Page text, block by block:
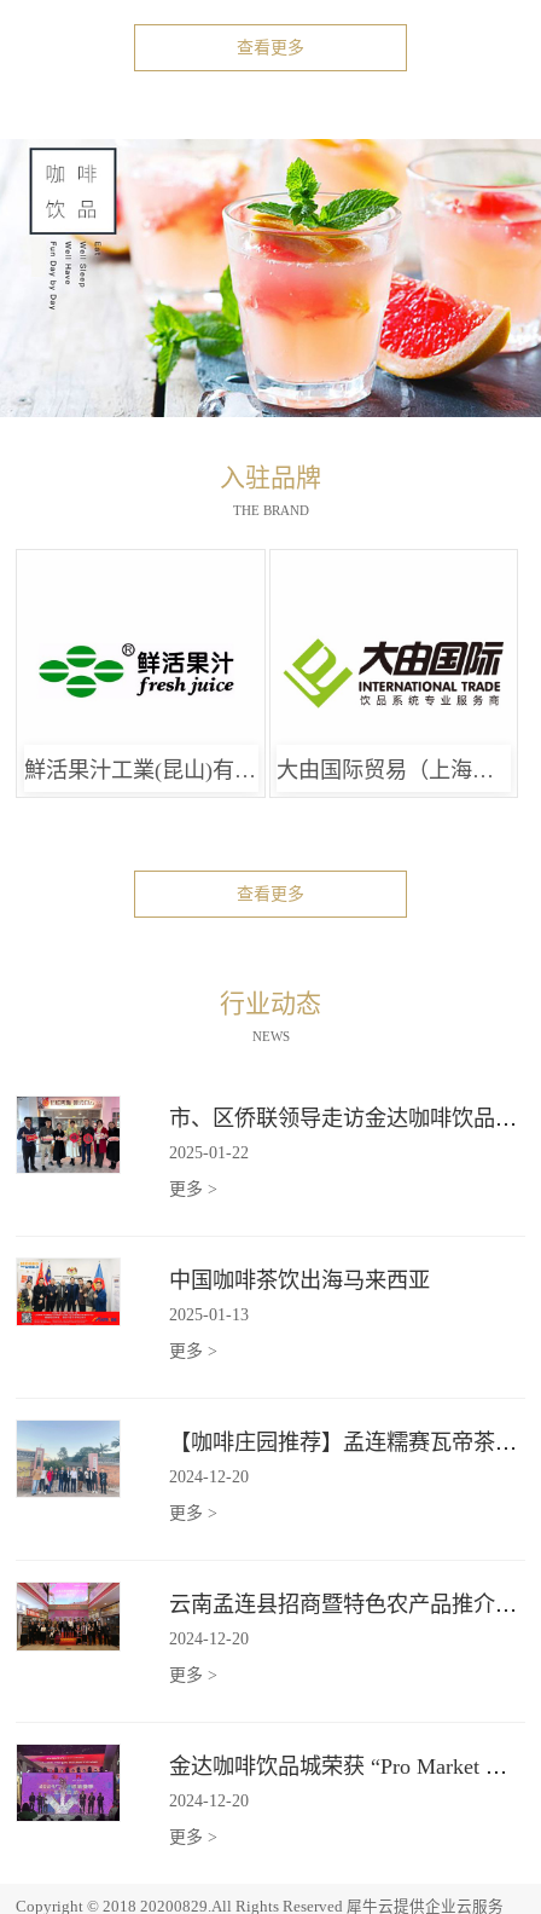
查看更多
入驻品牌
THE BRAND
鮮活果汁工業(昆山)有限公司 大由国际贸易（上海）有限公司
查看更多
行业动态
NEWS
市、区侨联领导走访金达咖啡饮品城"新侨之家"
2025-01-22
更多 >
中国咖啡茶饮出海马来西亚
2025-01-13
更多 >
【咖啡庄园推荐】孟连糯赛瓦帝茶咖庄园
2024-12-20
更多 >
云南孟连县招商暨特色农产品推介会在广州金达圆满举行
2024-12-20
更多 >
金达咖啡饮品城荣获 “Pro Market 湾区必逛市场”
2024-12-20
更多 >
Copyright © 2018 20200829.All Rights Reserved 犀牛云提供企业云服务